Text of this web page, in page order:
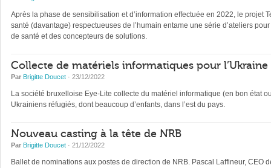
Après la phase de sensibilisation et d’information effectuée en 2022, le projet
santé (davantage) respectueuses de l’humain entame une série d’ateliers
de santé et des concepteurs de solutions.
Collecte de matériels informatiques pour l’Ukraine
Par Brigitte Doucet · 23/12/2022
La société bruxelloise Eye-Lite collecte du matériel informatique (en bon état
Ukrainiens réfugiés, dont beaucoup d’enfants, dans l’est du pays.
Nouveau casting à la tête de NRB
Par Brigitte Doucet · 21/12/2022
Ballet de nominations aux postes de direction de NRB. Pascal Laffineur,